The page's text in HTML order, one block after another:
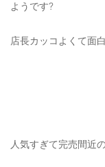
ようです?
店長カッコよくて面
人気すぎて完売間近